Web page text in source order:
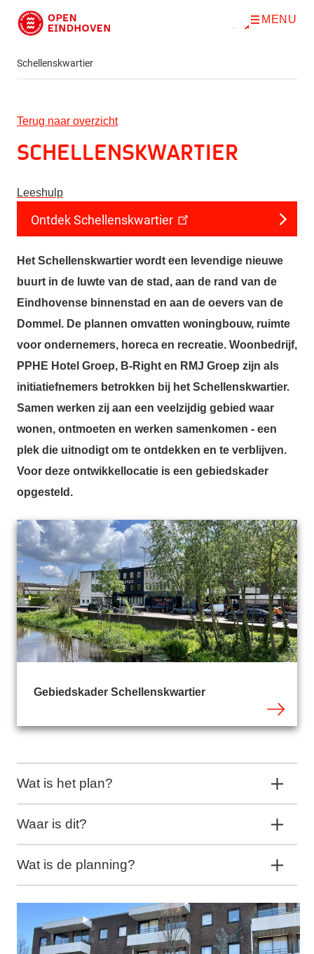
Direct naar de inhoud
O
MENU
Schellenskwartier
Terug naar overzicht
Schellenskwartier
Leeshulp
Ontdek Schellenskwartier
Het Schellenskwartier wordt een levendige nieuwe
buurt in de luwte van de stad, aan de rand van de
Eindhovense binnenstad en aan de oevers van de
Dommel. De plannen omvatten woningbouw, ruimte
voor ondernemers, horeca en recreatie. Woonbedrijf,
PPHE Hotel Groep, B-Right en RMJ Groep zijn als
initiatiefnemers betrokken bij het Schellenskwartier.
Samen werken zij aan een veelzijdig gebied waar
wonen, ontmoeten en werken samenkomen - een
plek die uitnodigt om te ontdekken en te verblijven.
Voor deze ontwikkellocatie is een gebiedskader
opgesteld.
Gebiedskader Schellenskwartier
Wat is het plan?
Waar is dit?
Wat is de planning?